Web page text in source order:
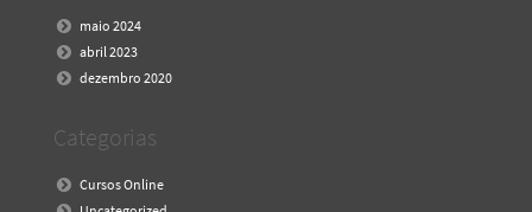
maio 2024
abril 2023
dezembro 2020
Categorias
Cursos Online